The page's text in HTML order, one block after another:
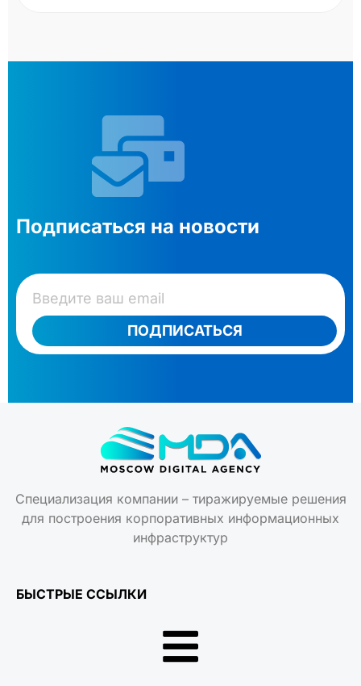
Подписаться на новости
ПОДПИСАТЬСЯ
Специализация компании – тиражируемые решения
для построения корпоративных информационных
инфраструктур
БЫСТРЫЕ ССЫЛКИ